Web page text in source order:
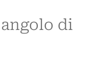
di